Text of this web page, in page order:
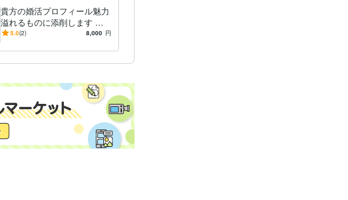
貴方の婚活プロフィール魅力
溢れるものに添削します 婚
活の武器であるプロフィール
5.0(2) 8,000 円